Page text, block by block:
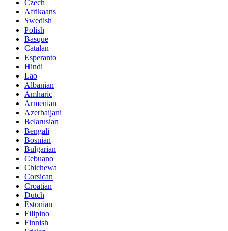
Czech
Afrikaans
Swedish
Polish
Basque
Catalan
Esperanto
Hindi
Lao
Albanian
Amharic
Armenian
Azerbaijani
Belarusian
Bengali
Bosnian
Bulgarian
Cebuano
Chichewa
Corsican
Croatian
Dutch
Estonian
Filipino
Finnish